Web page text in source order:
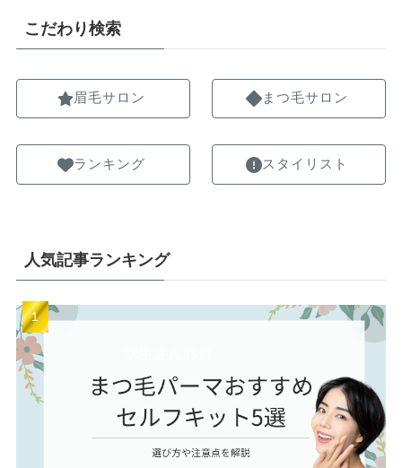
こだわり検索
眉毛サロン
ランキング
まつ毛サロン
スタイリスト
人気記事ランキング